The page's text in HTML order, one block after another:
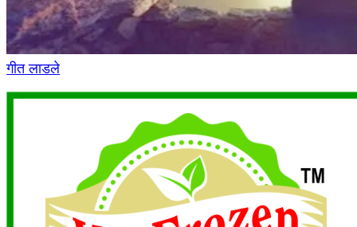
गीत लाडले